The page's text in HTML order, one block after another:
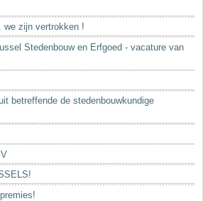
zijn vertrokken !
Stedenbouw en Erfgoed - vacature van
betreffende de stedenbouwkundige